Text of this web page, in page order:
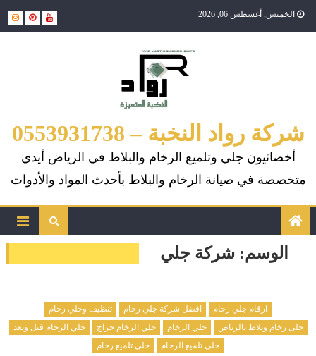
Skip
الخميس, أغسطس 06, 2026
شركة رواد النخبة – 0553931738
أخصائيون جلي وتلميع الرخام والبلاط في الرياض أيدي
متخصصة في صيانة الرخام والبلاط بأحدث المواد والأدوات
الوسم: شركة جلي
ارقام جلي رخام افضل شركة جلي رخام
تنظيف وجلي رخام
جلى رخام وبلاط بالرياض
جلي الرخام جلي الرخام حراج
جلي الرخام قبل وبعد
جلي تلميع الرخام
جلي تلميع رخام